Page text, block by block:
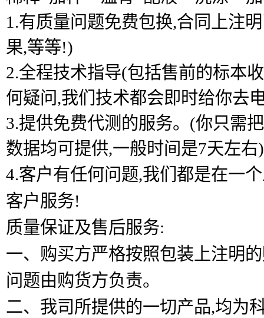
1.有质量问题免费包换,合同上注
果,等等!)
2.全程技术指导(包括售前的标本
何疑问,我们技术都会即时给你去
3.提供免费代测的服务。(你只需
数据均可提供,一般时间是7天左右)
4.客户有任何问题,我们都是在一
客户服务!
质量保证及售后服务:
一、购买方严格按照包装上注明
问题由购货方负责。
二、我司所提供的一切产品,均为